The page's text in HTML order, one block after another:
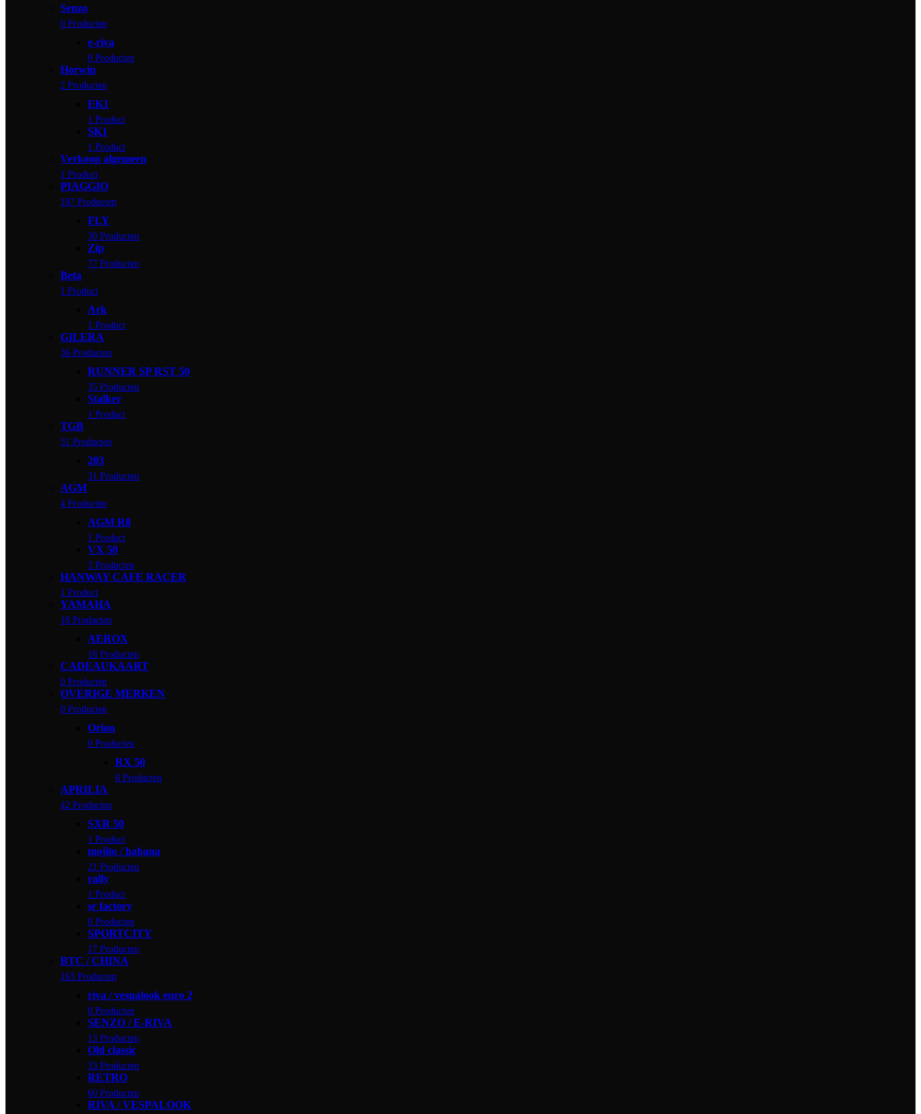
Senzo
0 Producten
e-riva
0 Producten
Horwin
2 Producten
EK1
1 Product
SK1
1 Product
Verkoop algemeen
1 Product
PIAGGIO
107 Producten
FLY
30 Producten
Zip
77 Producten
Beta
1 Product
Ark
1 Product
GILERA
36 Producten
RUNNER SP RST 50
35 Producten
Stalker
1 Product
TGB
31 Producten
203
31 Producten
AGM
4 Producten
AGM R8
1 Product
VX 50
3 Producten
HANWAY CAFE RACER
1 Product
YAMAHA
18 Producten
AEROX
18 Producten
CADEAUKAART
0 Producten
OVERIGE MERKEN
0 Producten
Orion
0 Producten
RX 50
0 Producten
APRILIA
42 Producten
SXR 50
1 Product
mojito / habana
21 Producten
rally
1 Product
sr factory
0 Producten
SPORTCITY
17 Producten
BTC / CHINA
163 Producten
riva / vespalook euro 2
0 Producten
SENZO / E-RIVA
13 Producten
Old classic
33 Producten
RETRO
60 Producten
RIVA / VESPALOOK